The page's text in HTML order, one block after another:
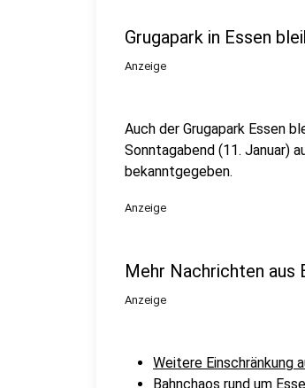
Grugapark in Essen
Anzeige
Auch der Grugapark Essen
Sonntagabend (11. Januar)
bekanntgegeben.
Anzeige
Mehr Nachrichten aus
Anzeige
Weitere Einschränkung
Bahnchaos rund um